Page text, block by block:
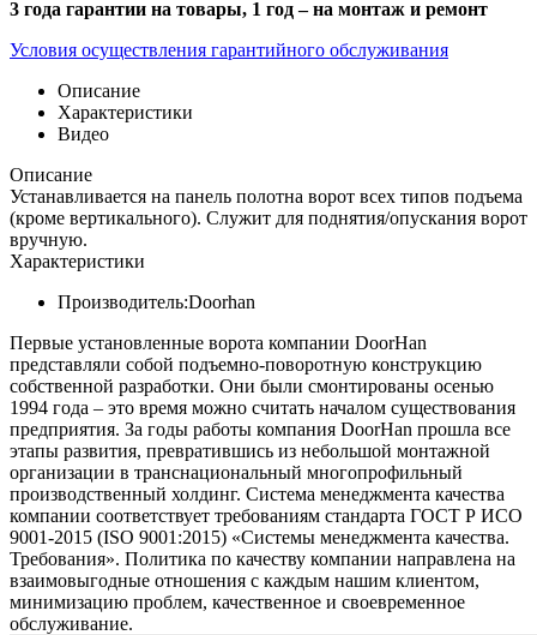
3 года гарантии на товары, 1 год – на монтаж и ремонт
Условия осуществления гарантийного обслуживания
Описание
Характеристики
Видео
Описание
Устанавливается на панель полотна ворот всех типов подъема
(кроме вертикального). Служит для поднятия/опускания ворот
вручную.
Характеристики
Производитель:Doorhan
Первые установленные ворота компании DoorHan
представляли собой подъемно-поворотную конструкцию
собственной разработки. Они были смонтированы осенью
1994 года – это время можно считать началом существования
предприятия. За годы работы компания DoorHan прошла все
этапы развития, превратившись из небольшой монтажной
организации в транснациональный многопрофильный
производственный холдинг. Система менеджмента качества
компании соответствует требованиям стандарта ГОСТ Р ИСО
9001-2015 (ISO 9001:2015) «Системы менеджмента качества.
Требования». Политика по качеству компании направлена на
взаимовыгодные отношения с каждым нашим клиентом,
минимизацию проблем, качественное и своевременное
обслуживание.